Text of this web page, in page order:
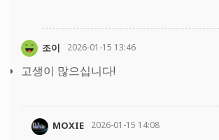
조이 2026-01-15 13:46
고생이 많으십니다!
MOXIE 2026-01-15 14:08